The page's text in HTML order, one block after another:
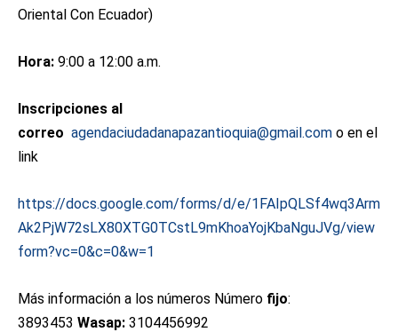
Oriental Con Ecuador)
Hora: 9:00 a 12:00 a.m.
Inscripciones al
correo agendaciudadanapazantioquia@gmail.com o en el
link
https://docs.google.com/forms/d/e/1FAIpQLSf4wq3Arm
Ak2PjW72sLX80XTG0TCstL9mKhoaYojKbaNguJVg/view
form?vc=0&c=0&w=1
Más información a los números Número fijo:
3893453 Wasap: 3104456992